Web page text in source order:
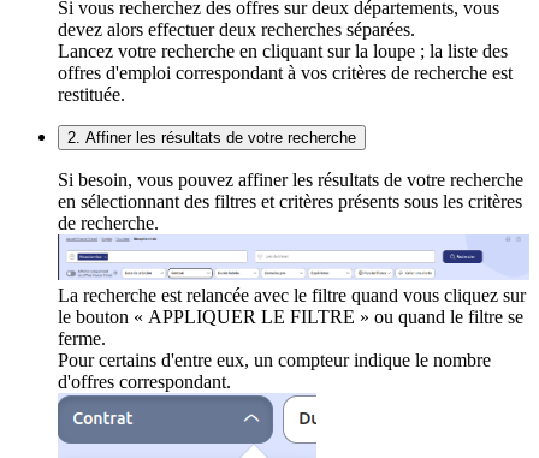
Si vous recherchez des offres sur deux départements, vous
devez alors effectuer deux recherches séparées.
Lancez votre recherche en cliquant sur la loupe ; la liste des
offres d'emploi correspondant à vos critères de recherche est
restituée.
2. Affiner les résultats de votre recherche
Si besoin, vous pouvez affiner les résultats de votre recherche
en sélectionnant des filtres et critères présents sous les critères
de recherche.
La recherche est relancée avec le filtre quand vous cliquez sur
le bouton « APPLIQUER LE FILTRE » ou quand le filtre se
ferme.
Pour certains d'entre eux, un compteur indique le nombre
d'offres correspondant.